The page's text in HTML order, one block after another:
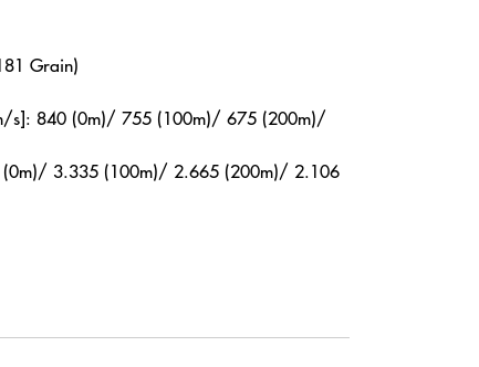
Grain)
s]: 840 (0m)/ 755 (100m)/ 675 (200m)/
(0m)/ 3.335 (100m)/ 2.665 (200m)/ 2.106